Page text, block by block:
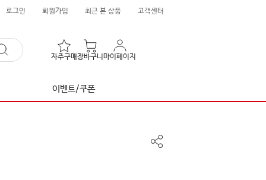
로그인 회원가입 최근 본 상품 고객센터
자주구매장바구니 마이페이지
이벤트/쿠폰
공